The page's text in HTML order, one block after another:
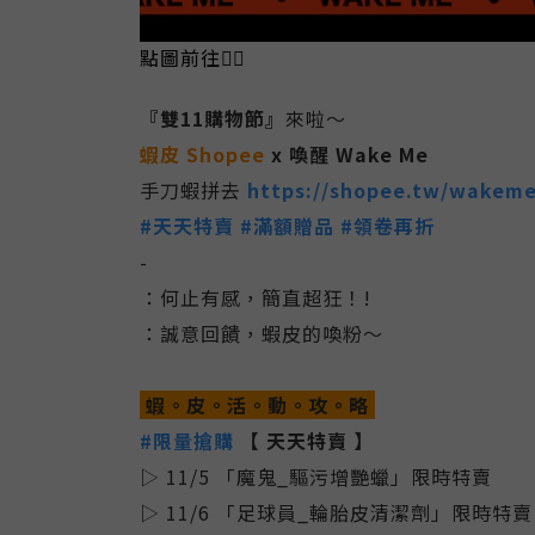
點圖前往👆🏻
『雙11購物節』 來啦～
蝦皮 Shopee x 喚醒 Wake Me
手刀蝦拼去 https://shopee.tw/
#天天特賣 #滿額贈品 #領卷再折
-
：何止有感，簡直超狂！!
：誠意回饋，蝦皮的喚粉～
蝦。皮。活。動。攻。略
#限量搶購 【 天天特賣 】
▷ 11/5 「魔鬼_驅污增艷蠟」限時特賣
▷ 11/6 「足球員_輪胎皮清潔劑」限時特賣